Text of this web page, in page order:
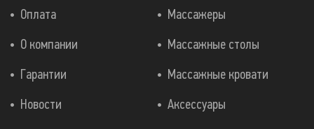
Массажеры
Массажные столы
Массажные кровати
Аксессуары
Оплата
О компании
Гарантии
Новости